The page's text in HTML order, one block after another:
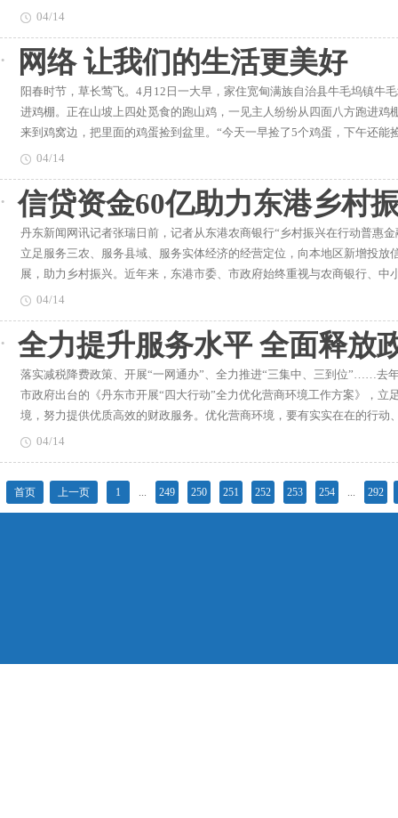
告》。2020年12月7日至8日，辽宁省政协组织专家团来我市就“第二批民
（原安东浪头港上端二道沟）为第二批民主人士北上登陆地。“揭榜挂帅
五”规划建议明确提出的一种改进科技项目组织管理的方式。市科技局以
实质性“产学研联盟”建设，其中辽宁恒星化工功能纺织材料产学研联盟等
科技局主动集聚、整合优势创新资源，积极指导并大力推荐我市企业申
工业智能检测产学研联盟“露天矿矿车无人驾驶系统”等5项重大科技项目
东过大年——2021温暖启航”职工春节系列活动，对困难企业、困难职工
供电、燃气、科技企业一线职工送去千份思乡饺子和万张消费优惠券。
工”工会送祝福活动，为5000余名就地过年的农民工、务工人员、户外劳
业、科技型中小企业、招商引资新落丹大项目等企事业单位、一线职工
网、欣时代生物化工等企业在统筹疫情防控和经济社会发展中坚守一线
在外的留丹职工找寻一份安心、留住一丝暖意，也为丹东建设“开放型城
济工作会议、全市“项目年”暨专项工作表奖大会部署的各项重点工作任
居城市”“聚焦项目年”等系列报道，并特别策划推出了“这里是鸭绿江畔
区”、“这里是振安区：上风上水，紫气东来”“这里是元宝区丹东百年开埠
读数30000余人次，通过媒体宣传把市委市政府抓项目、上项目的信心、
市招商引资工作搭建信息桥梁和沟通平台，号召鼓舞全市上下紧盯目标
台阶。
大项目开复工情况，开工月期间进行周调度，收集项目建设问题，充分
套、开展招商引资活动等，不断增加项目储备数量、提高储备项目质量
底，全市500万元以上项目储备数量已达到213个，总投资1862亿元。
短、见效快，洋菇娘成熟了客商直接来订货，是致富的好出路。”王
府根据本地的实际，把发展洋菇娘作为产业发展新的增长点。镇农业技
河北等地考察学习。同时，他们开办各类培训班，推广洋菇娘的种植技
栽培技术指导、病虫害防治方面技术支持。 有了好的产品，如何才
新力村成立了村级洋菇娘专业合作社，通过统一形象宣传、合作社统一销
被辽宁省农村经济委员会评为洋菇娘“一村一品”省级示范项目。同年，
户占村总户数90%。2020年，全村洋菇娘产业总产值3600万元，净
时，他们努力打造“红旗洋菇娘”农产品地理标志，现在该地理标志正在
亩，冷棚2240栋，成为全国最大的洋菇娘保护地产区。 自发展洋菇娘
娘产业作为脱贫攻坚的突破口，提高贫困户的“造血”功能。新力村6组的
病花费了60多万元，被识别为建档立卡贫困户。2017年，村里利用扶贫
目。他和妻子通过种植洋菇娘，当年就还上了贷款，如今每年有六七万
我现在对脱贫致富信心十足。” 洋菇娘产业的长足发展，也带动了红旗
农设施遍布全镇。红旗镇党委书记范政新说：“我们镇洋菇娘产业秉承‘人
进一步发展特色农业产业，着力提高种植水平，延长产业链条，加强包装
04/14
网络 让我们的生活更美好
阳春时节，草长莺飞。4月12日一大早，家住宽甸满族自治县牛毛坞镇牛
进鸡棚。正在山坡上四处觅食的跑山鸡，一见主人纷纷从四面八方跑进
来到鸡窝边，把里面的鸡蛋捡到盆里。“今天一早捡了5个鸡蛋，下午还
能下10多枚鸡蛋。按照现在的价格，一天收入20多元钱。“农村电子商务
上卖，搭上一天工夫也挣不了几个钱。现在，有了电商平台，院里养的
说：“去年我把房子装修一新，安上热水器、地热和卫生间，我们两口子
随着互联网的发展，大山深处的农民不仅开阔了视野，同时正在借助网
三、五”农村电商扶贫项目，即建立“一个平台”、组建“三个团队”、实现
帮助贫困户销售30余种当地土特产品，仅贫困户家的鸡、鸭、鹅蛋销售
至目前，牛毛坞村电商平台运营近5年，不仅彻底解决了农产品“卖难”问
笑得合不拢嘴。正是电商销售，每年为他增加10多万元的收入。别看扈
项技术谋生。“以前，我都是自己把蜂蜜驮到镇里卖，现在岁数大走不动
元不说，还不用我跑腿。”扈大爷感慨道，同样的野山蜜，自己蹲市场，
卖，收入翻了数十倍，自家也摘了穷帽，过上了富裕的日子。“去年受疫
方式——直播带货，帮助农民解决卖难问题，效果不错。”牛毛坞村第一
越重要的作用，消费者通过看直播购买产品，生活在贫困地区的农民也
完一期直播带货，就帮助贫困户销售滞销的笨鸡蛋27000多枚，鸭蛋
网络对接上贫困地区，让绿水青山变成了金山银山。宽甸下露河朝鲜族
五月份就会绽放，颇为壮观。随着网络的传播，川沟村成为丹东春季旅
贫困村，村民脸上洋溢着幸福的微笑，对未来充满憧憬。“党的好政策和
04/14
信贷资金60亿助力东港乡村
丹东新闻网讯记者张瑞日前，记者从东港农商银行“乡村振兴在行动普惠
立足服务三农、服务县域、服务实体经济的经营定位，向本地区新增投
展，助力乡村振兴。近年来，东港市委、市政府始终重视与农商银行、
济健康快速发展、乡村振兴战略科学实施，取得了明显成效。东港农商
海产品等涉农特色产业发展壮大为重点，理念创新，产品创新，为东港
心成立近五年，始终与东港农商行等金融机构和辽宁农担公司紧密配合
金融和惠农服务等方面做了大量工作。辽宁农业信贷担保有限责任公司
2019年成立东港办事处，至今年2月底，累计为东港市担保种养加各类项
有受益，涵盖草莓、海产品、种植养殖等20多个行业。此次，计划三年
信贷资金30亿元；用于支持本地区春耕备耕生产投放信贷资金20亿元；
04/14
全力提升服务水平 全面释放
落实减税降费政策、开展“一网通办”、全力推进“三集中、三到位”……去
市政府出台的《丹东市开展“四大行动”全力优化营商环境工作方案》，
境，努力提供优质高效的财政服务。优化营商环境，要有实实在在的行
面下功夫。在涉企收费方面，严格贯彻落实国家和省涉企收费政策，全
年，为了落实支持企业开工复产的各项降费政策,全市各级财政落实政策
政局还对代理记账业务进行网上审批，并主动上门服务，既做到实地查
04/14
首页 上一页 1 ... 249 250 251 252 253 254 ... 292